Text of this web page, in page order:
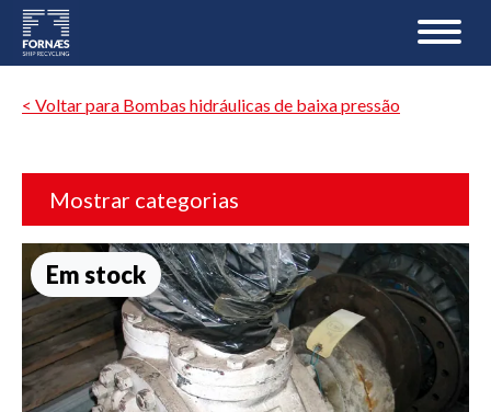
< Voltar para Bombas hidráulicas de baixa pressão
Mostrar categorias
Em stock